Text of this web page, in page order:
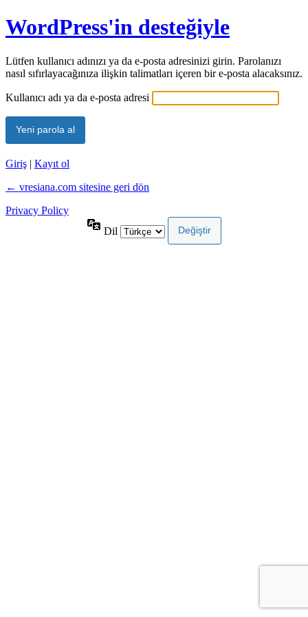
WordPress'in desteğiyle
Lütfen kullanıcı adınızı ya da e-posta adresinizi girin. Parolanızı
nasıl sıfırlayacağınıza ilişkin talimatları içeren bir e-posta alacaksınız.
Kullanıcı adı ya da e-posta adresi
Giriş | Kayıt ol
← vresiana.com sitesine geri dön
Privacy Policy
Dil